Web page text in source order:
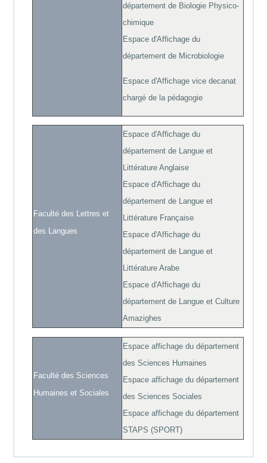
département de Biologie Physico-
chimique
Espace d'Affichage du
département de Microbiologie
Espace d'Affichage vice decanat
chargé de la pédagogie
Faculté des Lettres et
des Langues
Espace d'Affichage du
département de Langue et
Littérature Anglaise
Espace d'Affichage du
département de Langue et
Littérature Française
Espace d'Affichage du
département de Langue et
Littérature Arabe
Espace d'Affichage du
département de Langue et Culture
Amazighes
Faculté des Sciences
Humaines et Sociales
Espace affichage du département
des Sciences Humaines
Espace affichage du département
des Sciences Sociales
Espace affichage du département
STAPS (SPORT)